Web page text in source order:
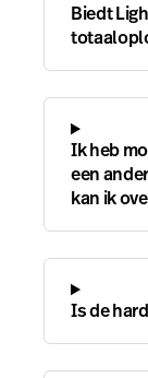
Biedt
Ik heb
een
kan ik
Is de